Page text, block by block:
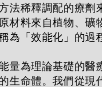
法稀釋調配的療劑
材料來自植物、礦
為「效能化」的過
量為理論基礎的醫
生命體。我們從現